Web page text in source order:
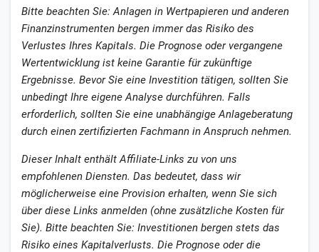
Bitte beachten Sie: Anlagen in Wertpapieren und anderen
Finanzinstrumenten bergen immer das Risiko des
Verlustes Ihres Kapitals. Die Prognose oder vergangene
Wertentwicklung ist keine Garantie für zukünftige
Ergebnisse. Bevor Sie eine Investition tätigen, sollten Sie
unbedingt Ihre eigene Analyse durchführen. Falls
erforderlich, sollten Sie eine unabhängige Anlageberatung
durch einen zertifizierten Fachmann in Anspruch nehmen.
Dieser Inhalt enthält Affiliate-Links zu von uns
empfohlenen Diensten. Das bedeutet, dass wir
möglicherweise eine Provision erhalten, wenn Sie sich
über diese Links anmelden (ohne zusätzliche Kosten für
Sie). Bitte beachten Sie: Investitionen bergen stets das
Risiko eines Kapitalverlusts. Die Prognose oder die